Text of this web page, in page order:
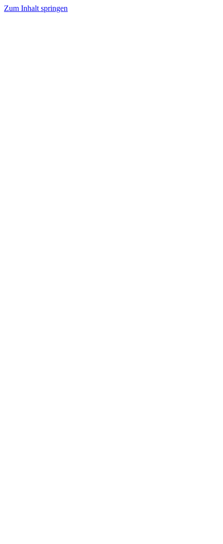
Zum Inhalt springen